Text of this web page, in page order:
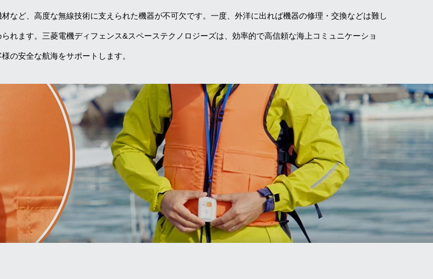
など、高度な無線技術に支えられた機器が不可欠です。一度、外洋に出れば機器の修理・交換などは難し
れます。三菱電機ディフェンス&スペーステクノロジーズは、効率的で高信頼な海上コミュニケーショ
の安全な航海をサポートします。